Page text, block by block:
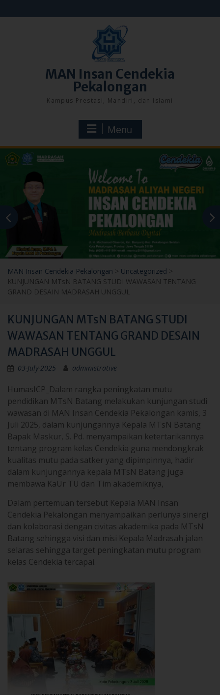
to
MAN Insan Cendekia
Pekalongan
Kampus Prestasi, Mandiri, dan Islami
Menu
MAN Insan Cendekia Pekalongan > Uncategorized >
KUNJUNGAN MTsN BATANG STUDI WAWASAN TENTANG
GRAND DESAIN MADRASAH UNGGUL
KUNJUNGAN MTsN BATANG STUDI
WAWASAN TENTANG GRAND DESAIN
MADRASAH UNGGUL
03-July-2025 administrative
HumasICP_Dalam rangka peningkatan mutu
pendidikan MTsN Batang melakukan kunjungan studi
wawasan di MAN Insan Cendekia Pekalongan kamis, 3
Juli 2025, dalam kunjungannya Kepala MTsN Batang
Bapak Maskur, S. Pd. menyampaikan ketertarikannya
tentang program kelas Cendekia guna mendongkrak
kualitas mutu pada satker yang dipimpinnya, hadir
dalam kunjungannya kepala MTsN Batang juga
membawa KaUr TU dan Tim akademiknya,
Dalam pertemuan tersebut Kepala MAN Insan
Cendekia Pekalongan menyampaikan perlunya sinergi
dan kolaborasi dengan civitas akademika pada MTsN
Batang sehingga visi dan misi Kepala Madrasah jalan
selaras sehingga target peningkatan mutu program
kelas Cendekia tercapai.